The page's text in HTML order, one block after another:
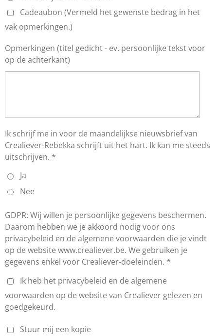
Cadeaubon (Vermeld het gewenste bedrag in het
vak opmerkingen.)
Opmerkingen (titel gedicht - ev. persoonlijke tekst voor
op de achterkant)
Ik schrijf me in voor de maandelijkse nieuwsbrief van
Crealiever-Rebekka schrijft uit het hart. Ik kan me steeds
uitschrijven. *
Ja
Nee
GDPR: Wij willen je persoonlijke gegevens beschermen.
Daarom hebben we je akkoord nodig voor ons
privacybeleid en de algemene voorwaarden die je vindt
op de website www.crealiever.be. We gebruiken je
gegevens enkel voor Crealiever-doeleinden. *
Ik heb het privacybeleid en de algemene
voorwaarden op de website van Crealiever gelezen en
goedgekeurd.
Stuur mij een kopie